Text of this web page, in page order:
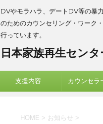
DVやモラハラ、デートDV等の暴
のためのカウンセリング・ワーク
行っています。
日本家族再生センタ
支援内容 カウンセラ
HOME > お知らせ >